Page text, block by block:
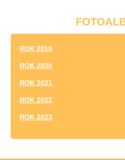
ROK 2019
ROK 2020
ROK 2021
ROK 2022
ROK 2023